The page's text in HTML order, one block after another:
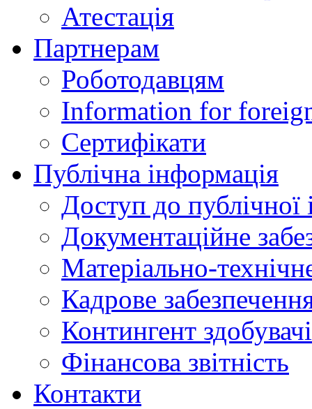
Атестація
Партнерам
Роботодавцям
Information for
Сертифікати
Публічна інформація
Доступ до публічної
Документаційне
Матеріально-
Кадрове
Контингент
Фінансова звітність
Контакти